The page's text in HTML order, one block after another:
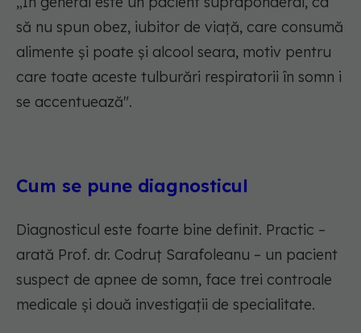
să nu spun obez, iubitor de viață, care consumă
alimente și poate și alcool seara, motiv pentru
care toate aceste tulburări respiratorii în somn i
se accentuează".
Cum se pune diagnosticul
Diagnosticul este foarte bine definit. Practic –
arată Prof. dr. Codruț Sarafoleanu – un pacient
suspect de apnee de somn, face trei controale
medicale și două investigații de specialitate.